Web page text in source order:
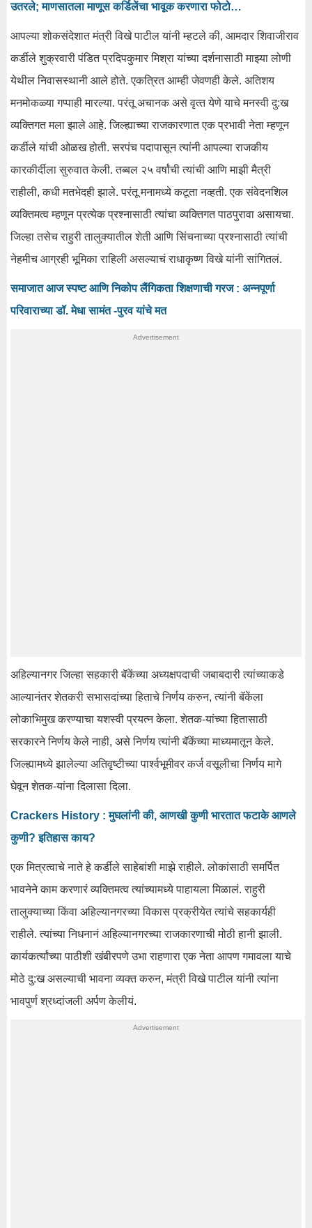
उतरले; माणसातला माणूस कर्डिलेंचा भावूक करणारा फोटो…
आपल्‍या शोकसंदेशात मंत्री विखे पाटील यांनी म्‍हटले की, आमदार शिवाजीराव
कर्डीले शुक्रवारी पंडित प्रदिपकुमार मिश्रा यांच्‍या दर्शनासाठी माझ्या लोणी
येथील निवासस्‍थानी आले होते. ए‍कत्रित आम्‍ही जेवणही केले. अतिशय
मनमोकळ्या गप्‍पाही मारल्‍या. परंतू अचानक असे वृत्‍त येणे याचे मनस्‍वी दु:ख
व्‍यक्तिगत मला झाले आहे. जिल्‍ह्याच्‍या राजकारणात एक प्रभावी नेता म्‍हणून
कर्डीले यांची ओळख होती. सरपंच पदापासून त्‍यांनी आपल्‍या राजकीय
कारकीर्दीला सुरुवात केली. तब्‍बल २५ वर्षांची त्‍यांची आणि माझी मैत्री
राहीली, कधी मतभेदही झाले. परंतू मनामध्‍ये कटूता नव्‍हती. एक संवेदनशिल
व्‍यक्‍ति‍मत्‍व म्‍हणून प्रत्‍येक प्रश्‍नासाठी त्‍यांचा व्‍यक्तिगत पाठपुरावा असायचा.
जिल्‍हा तसेच राहुरी तालुक्‍यातील शेती आणि सिंचनाच्‍या प्रश्‍नासाठी त्‍यांची
नेहमीच आग्रही भूमिका राहिली असल्याचं राधाकृष्ण विखे यांनी सांगितलं.
समाजात आज स्पष्ट आणि निकोप लैंगिकता शिक्षणाची गरज : अन्नपूर्णा
परिवाराच्या डॉ. मेधा सामंत -पुरव यांचे मत
अहिल्‍यानगर जिल्‍हा सहकारी बॅकेंच्‍या अध्‍यक्षपदाची जबाबदारी त्‍यांच्‍याकडे
आल्‍यानंतर शेतकरी सभासदांच्‍या हिताचे निर्णय करुन, त्‍यांनी बॅकेंला
लो‍काभिमुख करण्‍याचा यशस्‍वी प्रयत्‍न केला. शेतक-यांच्‍या हितासाठी
सरकारने निर्णय केले नाही, असे निर्णय त्‍यांनी बॅकेंच्‍या माध्‍यमातून केले.
जिल्‍ह्यामध्‍ये झालेल्‍या अतिवृष्टीच्‍या पार्श्‍वभूमीवर कर्ज वसूलीचा निर्णय मागे
घेवून शेतक-यांना दिलासा दिला.
Crackers History : मुघलांनी की, आणखी कुणी भारतात फटाके आणले
कुणी? इतिहास काय?
एक मित्रत्‍वाचे नाते हे कर्डीले साहेबांशी माझे राहीले. लोकांसाठी समर्पित
भावनेने काम करणारं व्‍यक्तिमत्‍व त्‍यांच्‍यामध्‍ये पाहायला मिळालं. राहुरी
तालुक्‍याच्‍या किंवा अहिल्‍यानगरच्‍या विकास प्रक्रीयेत त्‍यांचे सहकार्यही
राहीले. त्‍यांच्‍या निधनानं अहिल्‍यानगरच्‍या राजकारणाची मोठी हानी झाली.
कार्यकर्त्‍यांच्‍या पाठीशी खंबीरपणे उभा राहणारा एक नेता आपण गमावला याचे
मोठे दु:ख असल्‍याची भावना व्‍यक्‍त करुन, मंत्री विखे पाटील यांनी त्‍यांना
भावपुर्ण श्रध्‍दांजली अर्पण केलीयं.